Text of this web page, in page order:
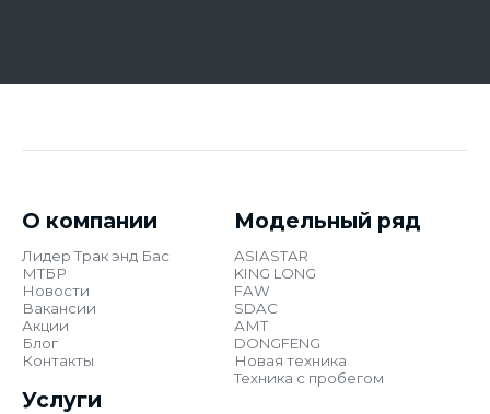
О компании
Лидер Трак энд Бас
МТБР
Новости
Вакансии
Акции
Блог
Контакты
Модельный ряд
ASIASTAR
KING LONG
FAW
SDAC
АМТ
DONGFENG
Новая техника
Техника с пробегом
Услуги